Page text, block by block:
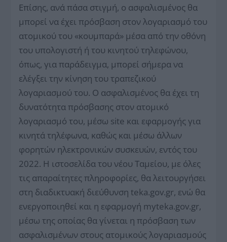
Επίσης, ανά πάσα στιγμή, ο ασφαλισμένος θα
μπορεί να έχει πρόσβαση στον λογαριασμό του
ατομικού του «κουμπαρά» μέσα από την οθόνη
του υπολογιστή ή του κινητού τηλεφώνου,
όπως, για παράδειγμα, μπορεί σήμερα να
ελέγξει την κίνηση του τραπεζικού
λογαριασμού του. Ο ασφαλισμένος θα έχει τη
δυνατότητα πρόσβασης στον ατομικό
λογαριασμό του, μέσω site και εφαρμογής για
κινητά τηλέφωνα, καθώς και μέσω άλλων
φορητών ηλεκτρονικών συσκευών, εντός του
2022. Η ιστοσελίδα του νέου Ταμείου, με όλες
τις απαραίτητες πληροφορίες, θα λειτουργήσει
στη διαδικτυακή διεύθυνση teka.gov.gr, ενώ θα
ενεργοποιηθεί και η εφαρμογή myteka.gov.gr,
μέσω της οποίας θα γίνεται η πρόσβαση των
ασφαλισμένων στους ατομικούς λογαριασμούς